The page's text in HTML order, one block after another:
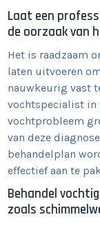
Laat een
de oorzaak van
Het is raadzaam
laten uitvoeren
nauwkeurig vast
vochtspecialist in
vochtprobleem
van deze
behandelplan
effectief aan te
Behandel
zoals